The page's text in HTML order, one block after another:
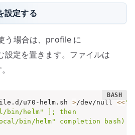
定する
う場合は、profile に
定を置きます。ファイルは
u70-helm.sh >/dev/null <<
helm" ]; then
bin/helm" completion bash)